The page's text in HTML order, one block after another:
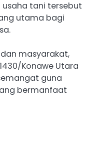
tani tersebut
utama bagi
masyarakat,
Konawe Utara
guna
bermanfaat